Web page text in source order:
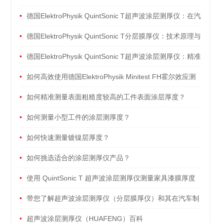
优势德国ElektroPhysik QuintSonic T超声波涂层测厚仪：在汽
车制造中的应用
德国ElektroPhysik QuintSonic T分层膜厚仪：技术原理与
测量精度
德国ElektroPhysik QuintSonic T超声波涂层测厚仪：精准
测量的利器
如何高效使用德国ElektroPhysik Minitest FH霍尔效应测
厚仪：操作流程与注意事项
如何精准测量表面粗糙度较高的工件表面涂层厚度？
如何测量小型工件的涂层测厚度？
如何快速测量镀镍层厚度？
如何挑选适合的涂层测厚仪产品？
使用 QuintSonic T 超声波涂层测厚仪测量家具漆膜厚度
的应用方案
带您了解超声波涂层测厚仪（分层膜厚仪）和其在汽车制
造行业的应用
超声波涂层测厚仪（HUAFENG）百科